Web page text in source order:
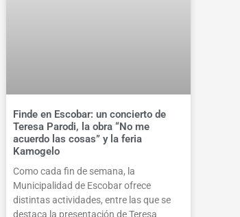
Finde en Escobar: un concierto de
Teresa Parodi, la obra “No me
acuerdo las cosas” y la feria
Kamogelo
Como cada fin de semana, la
Municipalidad de Escobar ofrece
distintas actividades, entre las que se
destaca la presentación de Teresa